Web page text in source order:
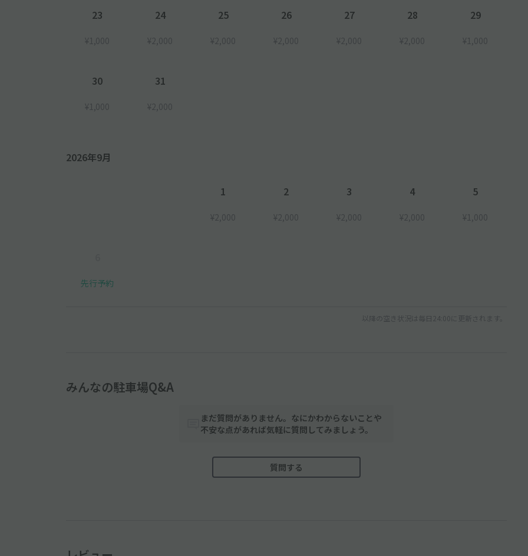
23
¥1,000
24
¥2,000
25
¥2,000
26
¥2,000
27
¥2,000
28
¥2,000
29
¥1,000
30
¥1,000
31
¥2,000
2026年9月
1
¥2,000
2
¥2,000
3
¥2,000
4
¥2,000
5
¥1,000
先行予約
以降の空き状況は毎日24:00に更新されます。
みんなの駐車場Q&A
まだ質問がありません。なにかわからないことや
不安な点があれば気軽に質問してみましょう。
質問する